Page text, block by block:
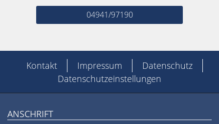
04941/97190
Kontakt Impressum
Datenschutz
Datenschutzeinstellungen
ANSCHRIFT